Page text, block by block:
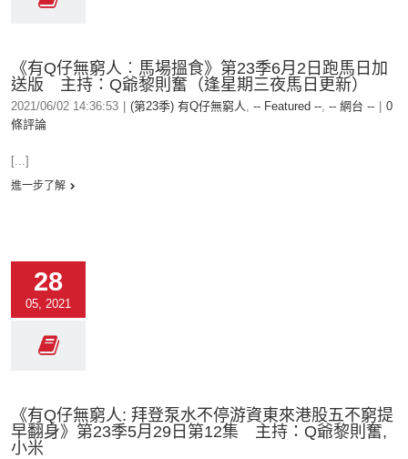
《有Q仔無窮人︰馬場搵食》第23季6月2日跑馬日加
送版 主持：Q爺黎則奮（逢星期三夜馬日更新）
2021/06/02 14:36:53 (第23季) 有Q仔無窮人, -- Featured --, -- 網台 --
0
條評論
[...]
進一步了解
28
05, 2021
《有Q仔無窮人: 拜登泵水不停游資東來港股五不窮提
早翻身》第23季5月29日第12集 主持：Q爺黎則奮,
小米